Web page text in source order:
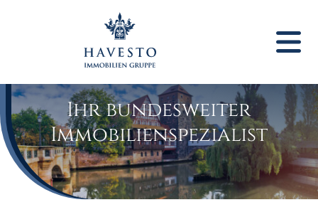
Ihr bundesweiter
Immobilienspezialist